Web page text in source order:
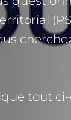
tout ci-